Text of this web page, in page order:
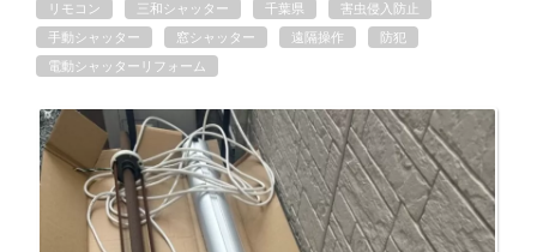
リモコン
三和シャッター 千葉県
害虫侵入防止
手動シャッター
窓シャッター 遠隔操作
防犯
電動シャッターリフォーム